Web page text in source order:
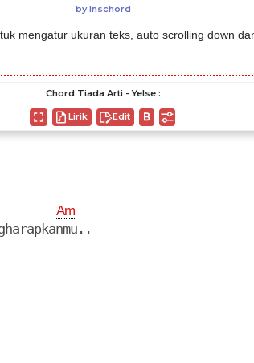
byInschord
mengatur ukuran teks, auto scrolling down
Chord Tiada Arti - Yelse :
Lirik Edit
Am